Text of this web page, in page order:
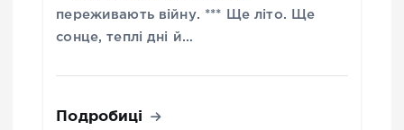
переживають війну. *** Ще літо. Ще
сонце, теплі дні й…
Подробиці